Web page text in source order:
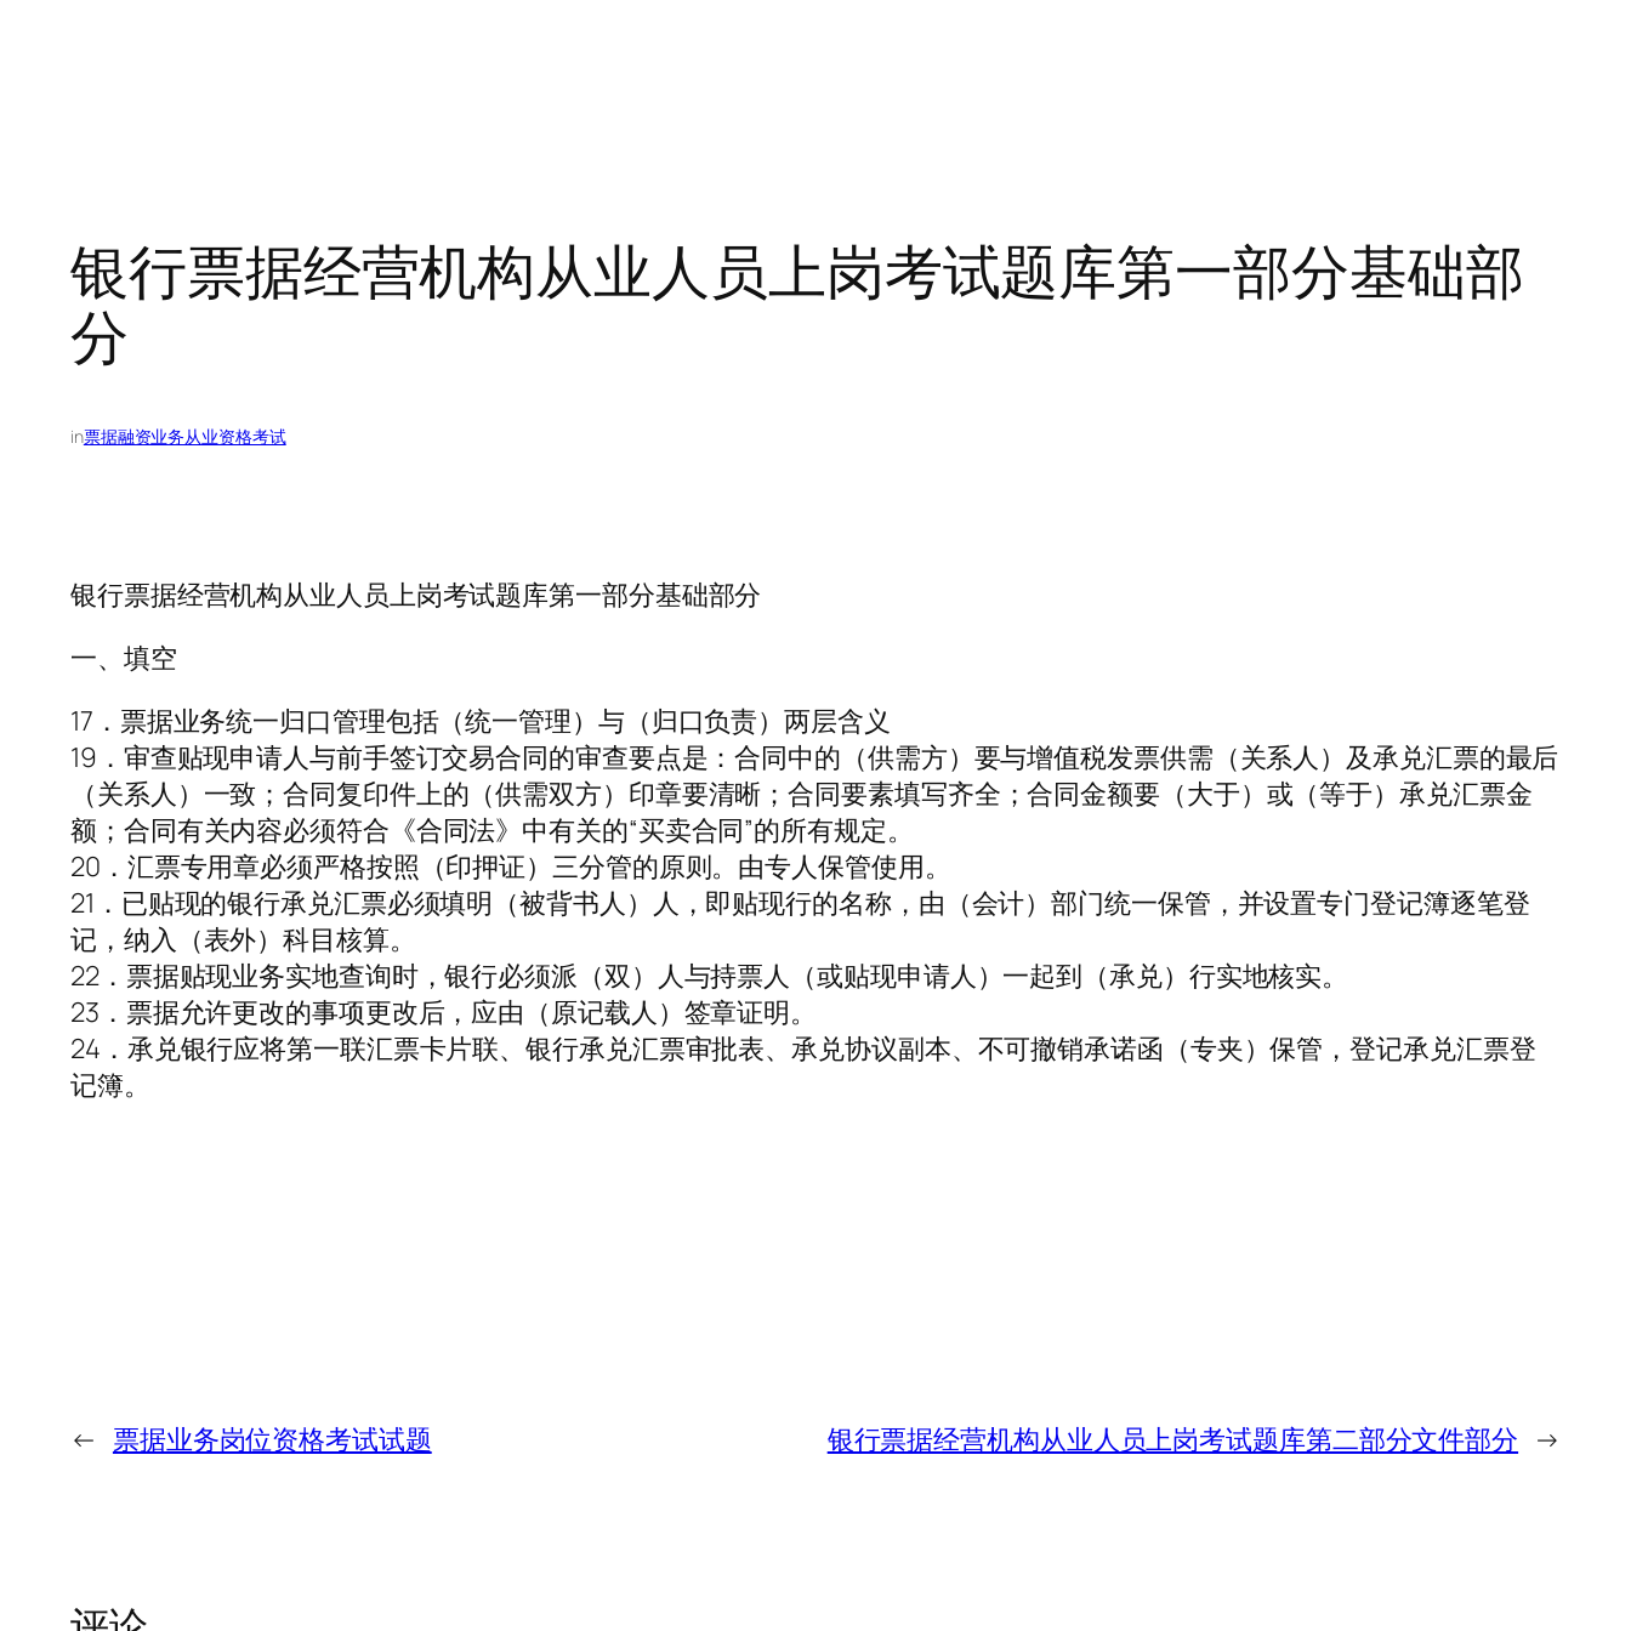
银行票据经营机构从业人员上岗考试题库第一部分基础部
分
in票据融资业务从业资格考试
银行票据经营机构从业人员上岗考试题库第一部分基础部分
一、填空
17．票据业务统一归口管理包括（统一管理）与（归口负责）两层含义
19．审查贴现申请人与前手签订交易合同的审查要点是：合同中的（供需方）要与增值税发票供需（关系人）及承兑汇票的最后
（关系人）一致；合同复印件上的（供需双方）印章要清晰；合同要素填写齐全；合同金额要（大于）或（等于）承兑汇票金
额；合同有关内容必须符合《合同法》中有关的“买卖合同”的所有规定。
20．汇票专用章必须严格按照（印押证）三分管的原则。由专人保管使用。
21．已贴现的银行承兑汇票必须填明（被背书人）人，即贴现行的名称，由（会计）部门统一保管，并设置专门登记簿逐笔登
记，纳入（表外）科目核算。
22．票据贴现业务实地查询时，银行必须派（双）人与持票人（或贴现申请人）一起到（承兑）行实地核实。
23．票据允许更改的事项更改后，应由（原记载人）签章证明。
24．承兑银行应将第一联汇票卡片联、银行承兑汇票审批表、承兑协议副本、不可撤销承诺函（专夹）保管，登记承兑汇票登
记簿。
← 票据业务岗位资格考试试题 银行票据经营机构从业人员上岗考试题库第二部分文件部分 →